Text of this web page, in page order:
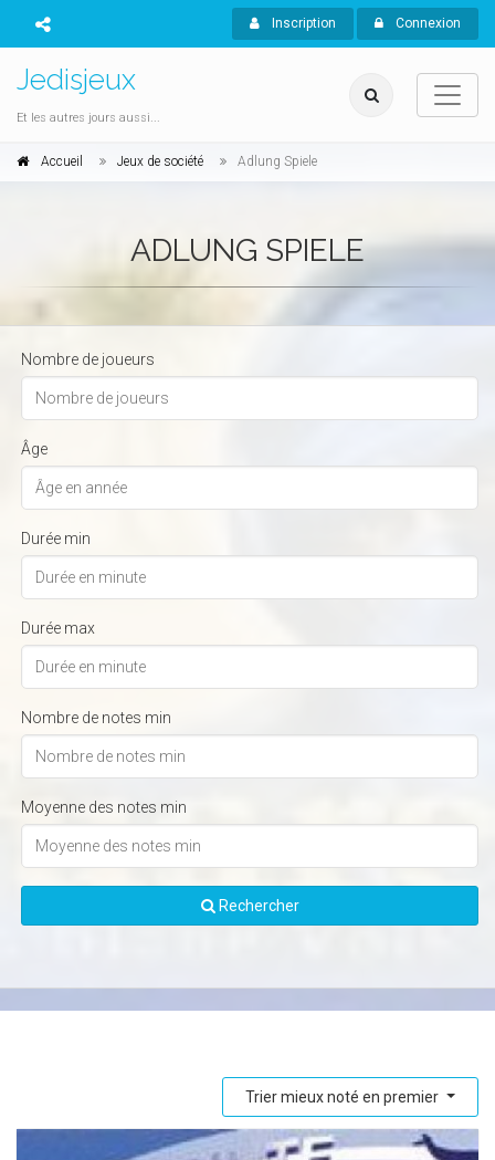
Inscription Connexion
Jedisjeux
Et les autres jours aussi...
Accueil Jeux de société Adlung Spiele
ADLUNG SPIELE
Nombre de joueurs
Âge
Durée min
Durée max
Nombre de notes min
Moyenne des notes min
Rechercher
Trier mieux noté en premier